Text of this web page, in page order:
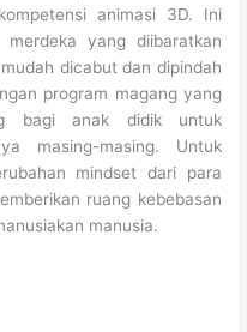
animasi 3D. Ini
yang diibaratkan
dicabut dan dipindah
program magang yang
bagi anak didik untuk
masing-masing. Untuk
mindset dari para
ruang kebebasan
manusia.